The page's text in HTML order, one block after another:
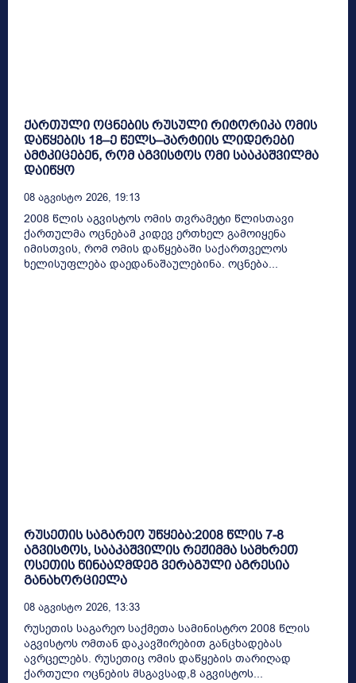
ქართული ოცნების რუსული რიტორიკა ომის
დაწყების 18–ე წელს–პარტიის ლიდერები
ამტკიცებენ, რომ აგვისტოს ომი სააკაშვილმა
დაიწყო
08 Აგვისტო 2026, 19:13
2008 წლის აგვისტოს ომის თვრამეტი წლისთავი
ქართულმა ოცნებამ კიდევ ერთხელ გამოიყენა
იმისთვის, რომ ომის დაწყებაში საქართველოს
ხელისუფლება დაედანაშაულებინა. ოცნება...
რუსეთის საგარეო უწყება:2008 წლის 7-8
აგვისტოს, სააკაშვილის რეჟიმმა სამხრეთ
ოსეთის წინააღმდეგ ვერაგული აგრესია
განახორციელა
08 Აგვისტო 2026, 13:33
რუსეთის საგარეო საქმეთა სამინისტრო 2008 წლის
აგვისტოს ომთან დაკავშირებით განცხადებას
ავრცელებს. რუსეთიც ომის დაწყების თარიღად
ქართული ოცნების მსგავსად,8 აგვისტოს...